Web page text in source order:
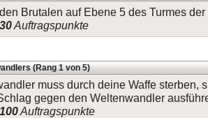
Brutalen auf Ebene 5 des Turmes der
30Auftragspunkte
(Rang 1 von 5)
muss durch deine Waffe sterben,
gegen den Weltenwandler
100Auftragspunkte